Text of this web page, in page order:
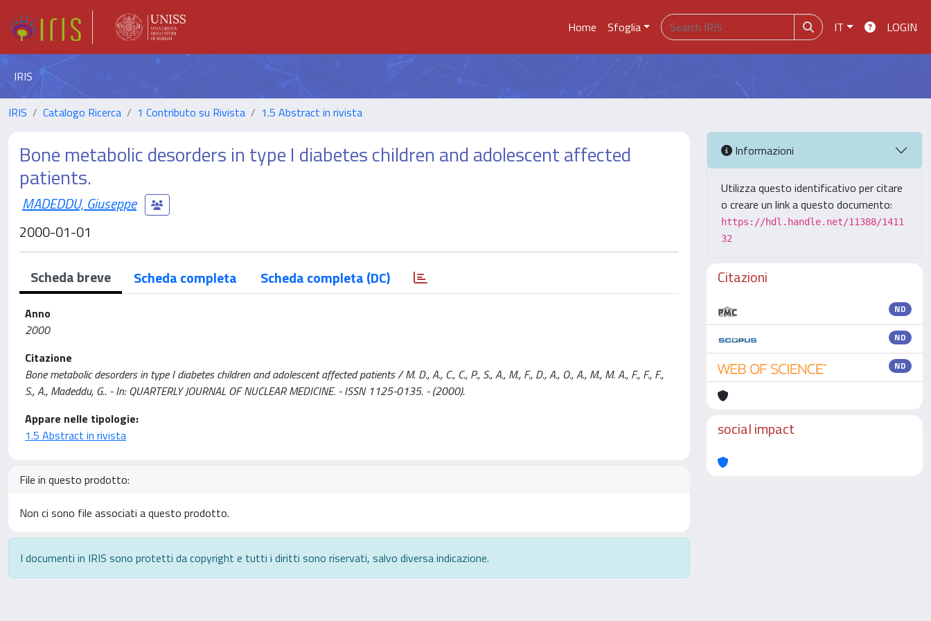
Home Sfoglia IT LOGIN
IRIS
IRIS Catalogo Ricerca 1 Contributo su Rivista 1.5 Abstract in rivista
Bone metabolic desorders in type I diabetes children and adolescent affected
patients.
MADEDDU, Giuseppe
2000-01-01
Scheda breve Scheda completa Scheda completa (DC)
Anno
2000
Citazione
Bone metabolic desorders in type I diabetes children and adolescent affected patients / M. D., A., C., C., P., S., A., M., F., D., A., O., A., M., M. A., F., F., F.,
S., A., Madeddu, G.. - In: QUARTERLY JOURNAL OF NUCLEAR MEDICINE. - ISSN 1125-0135. - (2000).
Appare nelle tipologie:
1.5 Abstract in rivista
File in questo prodotto:
Non ci sono file associati a questo prodotto.
I documenti in IRIS sono protetti da copyright e tutti i diritti sono riservati, salvo diversa indicazione.
Informazioni
Utilizza questo identificativo per citare
o creare un link a questo documento:
https://hdl.handle.net/11388/1411
32
Citazioni
ND
ND
ND
social impact